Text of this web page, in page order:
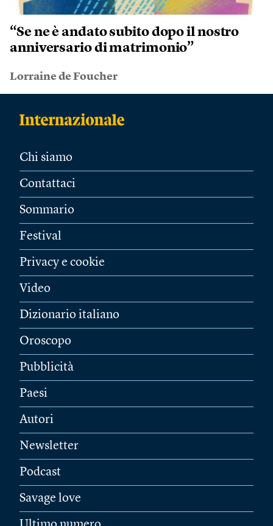
“Se ne è andato subito dopo il nostro
anniversario di matrimonio”
Lorraine de Foucher
Chi siamo
Contattaci
Sommario
Festival
Privacy e cookie
Video
Dizionario italiano
Oroscopo
Pubblicità
Paesi
Autori
Newsletter
Podcast
Savage love